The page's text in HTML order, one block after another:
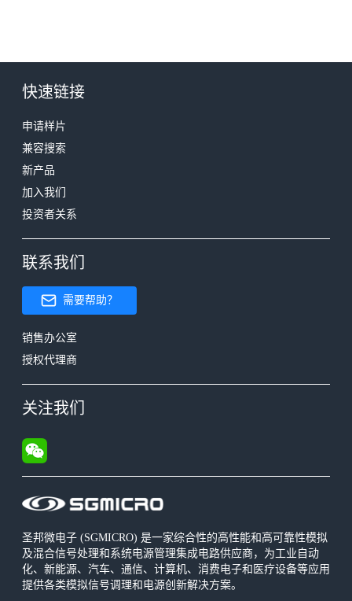
圣邦微电子 (SGMICRO) 是一家综合性的高性能和高可靠性模拟
及混合信号处理和系统电源管理集成电路供应商，为工业自动
化、新能源、汽车、通信、计算机、消费电子和医疗设备等应用
提供各类模拟信号调理和电源创新解决方案。
快速链接
申请样片
兼容搜索
新产品
加入我们
投资者关系
联系我们
需要帮助？
销售办公室
授权代理商
关注我们